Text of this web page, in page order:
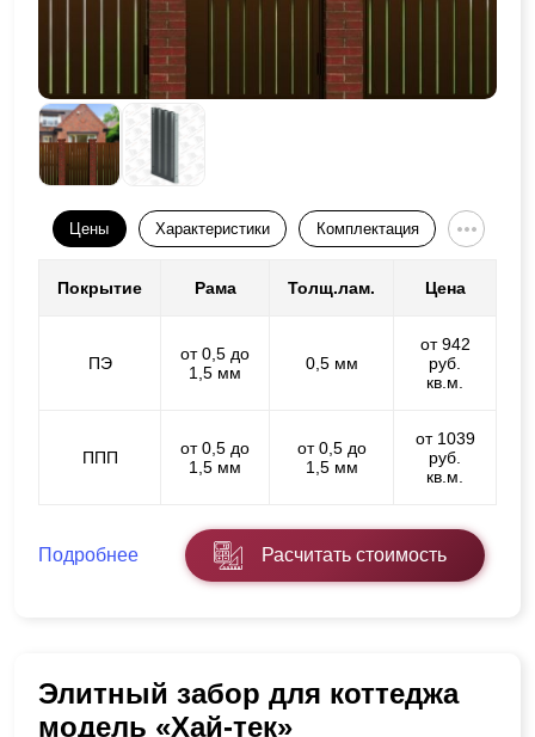
Цены Характеристики Комплектация
Покрытие Рама Толщ.лам. Цена
ПЭ
от 0,5 до
1,5 мм
0,5 мм
от 942
руб.
кв.м.
ППП
от 0,5 до
1,5 мм
от 0,5 до
1,5 мм
от 1039
руб.
кв.м.
Подробнее Расчитать стоимость
Элитный забор для коттеджа
модель «Хай-тек»